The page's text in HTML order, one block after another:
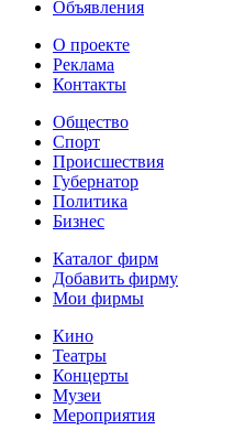
Объявления
О проекте
Реклама
Контакты
Общество
Спорт
Происшествия
Губернатор
Политика
Бизнес
Каталог фирм
Добавить фирму
Мои фирмы
Кино
Театры
Концерты
Музеи
Мероприятия